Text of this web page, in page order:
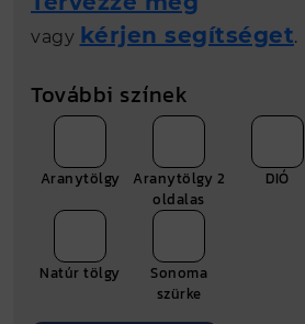
vagy kérjen segítséget.
További színek
Aranytölgy
Aranytölgy 2
oldalas
DIÓ
Natúr tölgy
Sonoma
szürke
Nettó összár (Ft) 2249 Ft
Bruttó ár (Ft) 2856 Ft
Fm
Méret (mm) 20x21x20 mm